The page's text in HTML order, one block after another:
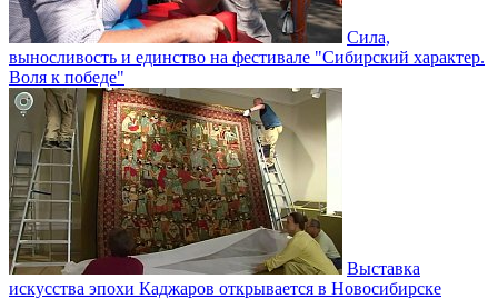
Сила,
выносливость и единство на фестивале "Сибирский характер.
Воля к победе"
Выставка
искусства эпохи Каджаров открывается в Новосибирске